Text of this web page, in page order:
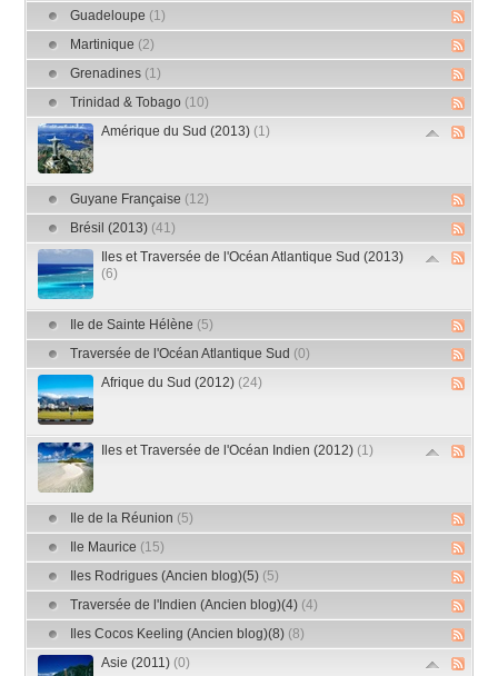
Guadeloupe (1)
Martinique (2)
Grenadines (1)
Trinidad & Tobago (10)
Amérique du Sud (2013) (1)
Guyane Française (12)
Brésil (2013) (41)
Iles et Traversée de l'Océan Atlantique Sud (2013)
(6)
Ile de Sainte Hélène (5)
Traversée de l'Océan Atlantique Sud (0)
Afrique du Sud (2012) (24)
Iles et Traversée de l'Océan Indien (2012) (1)
Ile de la Réunion (5)
Ile Maurice (15)
Iles Rodrigues (Ancien blog)(5) (5)
Traversée de l'Indien (Ancien blog)(4) (4)
Iles Cocos Keeling (Ancien blog)(8) (8)
Asie (2011) (0)